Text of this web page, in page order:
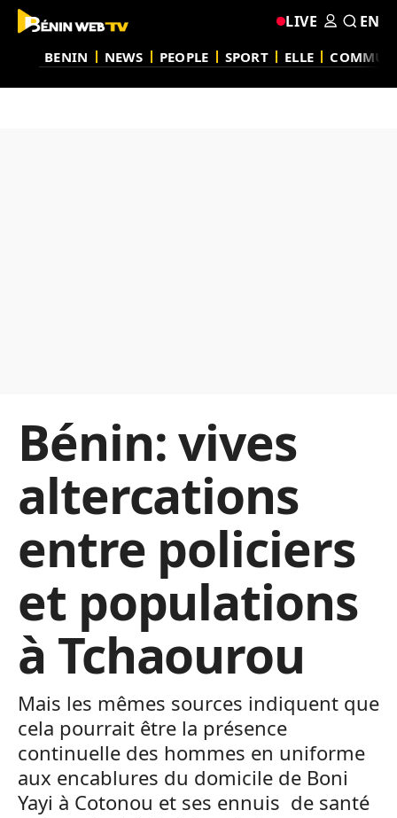
BENIN NEWS PEOPLE SPORT ELLE
LIVE EN
Bénin: vives
altercations
entre policiers
et populations
à Tchaourou
Mais les mêmes sources indiquent que
cela pourrait être la présence
continuelle des hommes en uniforme
aux encablures du domicile de Boni
Yayi à Cotonou et ses ennuis de santé